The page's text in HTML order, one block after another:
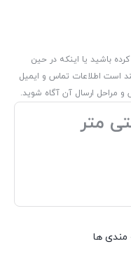
باشید یا اینکه در حین
است اطلاعات تماس و ایمیل
و مراحل ارسال آن آگاه شوید.
مندی ها